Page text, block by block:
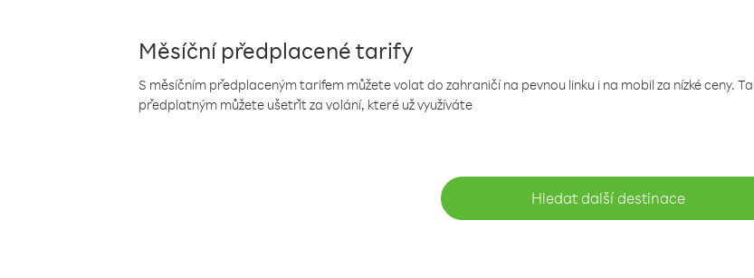
Měsíční předplacené tarify
S měsíčním předplaceným tarifem můžete volat do zahraničí na pevnou linku i na mobil za nízké ceny.
předplatným můžete ušetřit za volání, které už využíváte
Hledat další destinace